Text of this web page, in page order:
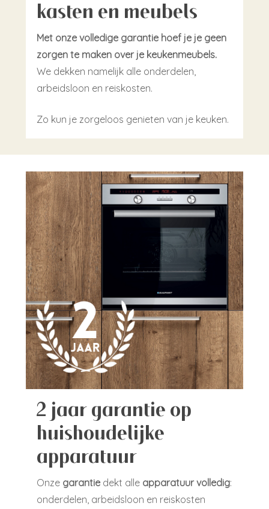
kasten en meubels
Met onze volledige garantie hoef je je geen
zorgen te maken over je keukenmeubels.
We dekken namelijk alle onderdelen,
arbeidsloon en reiskosten.
Zo kun je zorgeloos genieten van je keuken.
2 jaar garantie op
huishoudelijke
apparatuur
Onze garantiedekt alle apparatuur volledig:
onderdelen, arbeidsloon en reiskosten